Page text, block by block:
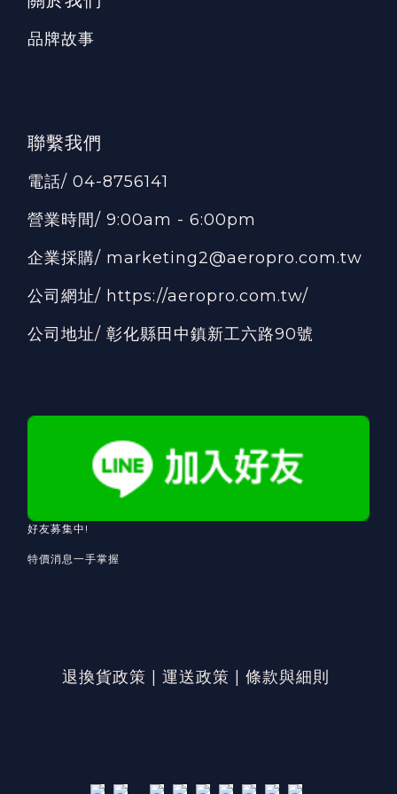
品牌故事
聯繫我們
電話/ 04-8756141
營業時間/ 9:00am - 6:00pm
企業採購/ marketing2@aeropro.com.tw
公司網址/ https://aeropro.com.tw/
公司地址/ 彰化縣田中鎮新工六路90號
好友募集中!
特價消息一手掌握
退換貨政策 運送政策 條款與細則